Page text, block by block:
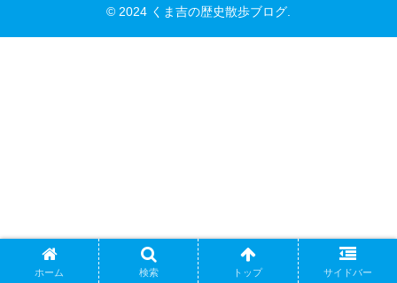
© 2024 くま吉の歴史散歩ブログ.
ホーム 検索 トップ サイドバー